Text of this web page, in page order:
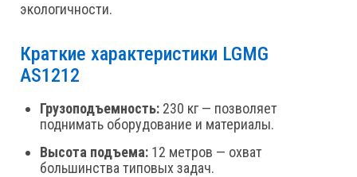
экологичности.
Краткие характеристики LGMG
AS1212
Грузоподъемность: 230 кг — позволяет
поднимать оборудование и материалы.
Высота подъема: 12 метров — охват
большинства типовых задач.